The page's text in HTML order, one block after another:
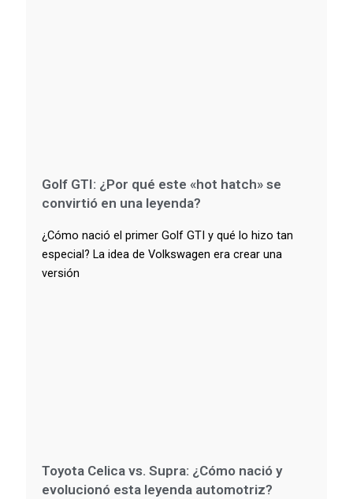
Golf GTI: ¿Por qué este «hot hatch» se
convirtió en una leyenda?
¿Cómo nació el primer Golf GTI y qué lo hizo tan
especial? La idea de Volkswagen era crear una
versión
Toyota Celica vs. Supra: ¿Cómo nació y
evolucionó esta leyenda automotriz?